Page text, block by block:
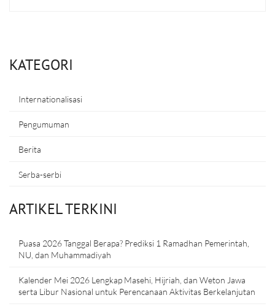
KATEGORI
Internationalisasi
Pengumuman
Berita
Serba-serbi
ARTIKEL TERKINI
Puasa 2026 Tanggal Berapa? Prediksi 1 Ramadhan Pemerintah,
NU, dan Muhammadiyah
Kalender Mei 2026 Lengkap Masehi, Hijriah, dan Weton Jawa
serta Libur Nasional untuk Perencanaan Aktivitas Berkelanjutan